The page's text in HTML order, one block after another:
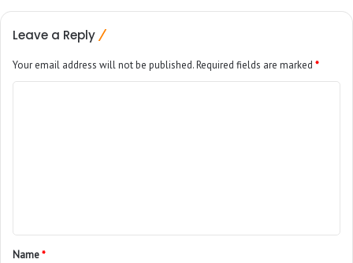
Leave a Reply
Your email address will not be published.Required fields are marked *
Name*